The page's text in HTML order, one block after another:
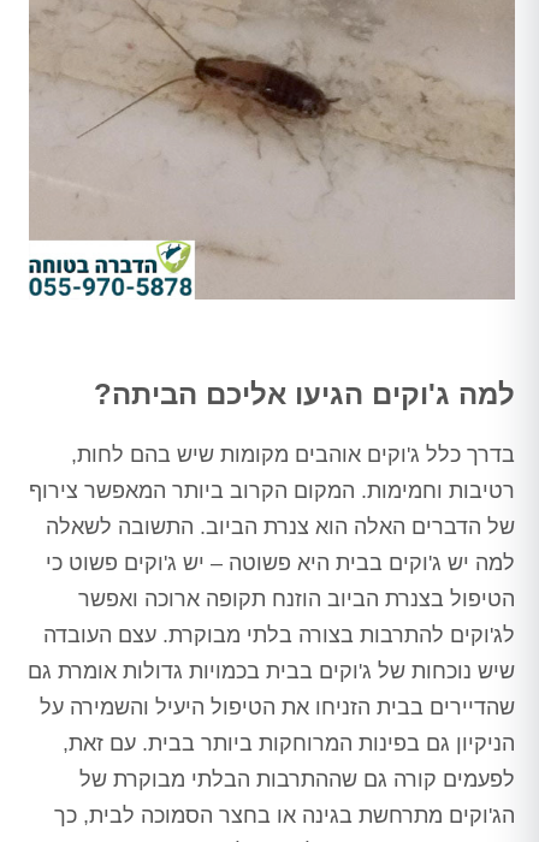
למה ג'וקים הגיעו אליכם הביתה?
בדרך כלל ג'וקים אוהבים מקומות שיש בהם לחות,
רטיבות וחמימות. המקום הקרוב ביותר המאפשר צירוף
של הדברים האלה הוא צנרת הביוב. התשובה לשאלה
למה יש ג'וקים בבית היא פשוטה – יש ג'וקים פשוט כי
הטיפול בצנרת הביוב הוזנח תקופה ארוכה ואפשר
לג'וקים להתרבות בצורה בלתי מבוקרת. עצם העובדה
שיש נוכחות של ג'וקים בבית בכמויות גדולות אומרת גם
שהדיירים בבית הזניחו את הטיפול היעיל והשמירה על
הניקיון גם בפינות המרוחקות ביותר בבית. עם זאת,
לפעמים קורה גם שההתרבות הבלתי מבוקרת של
הג'וקים מתרחשת בגינה או בחצר הסמוכה לבית, כך